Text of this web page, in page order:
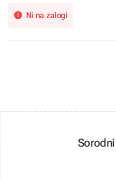
Ni na zalogi